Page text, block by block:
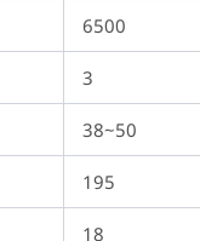
6500
3
38~50
195
18